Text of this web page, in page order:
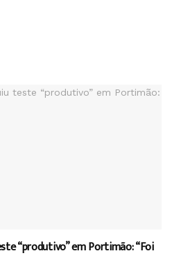
“produtivo” em Portimão: “Foi